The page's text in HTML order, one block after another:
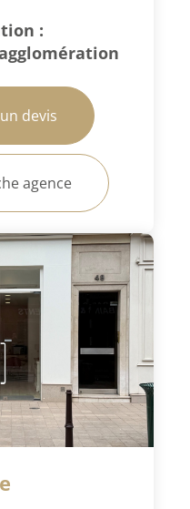
:
devis
agence